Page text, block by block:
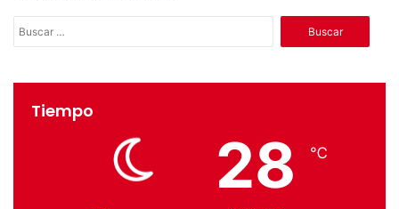
c
Tiempo
28 ℃